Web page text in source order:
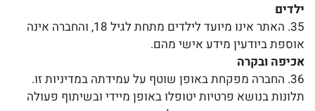
ילדים
35. האתר אינו מיועד לילדים מתחת לגיל 18, והחברה אינה
אוספת ביודעין מידע אישי מהם.
אכיפה ובקרה
36. החברה מפקחת באופן שוטף על עמידתה במדיניות זו.
תלונות בנושא פרטיות יטופלו באופן מיידי ובשיתוף פעולה